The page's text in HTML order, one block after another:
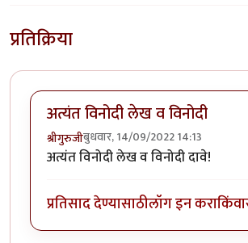
प्रतिक्रिया
अत्यंत विनोदी लेख व विनोदी
श्रीगुरुजीबुधवार, 14/09/2022 14:13
अत्यंत विनोदी लेख व विनोदी दावे!
प्रतिसाद देण्यासाठीलॉग इन कराकिंवा